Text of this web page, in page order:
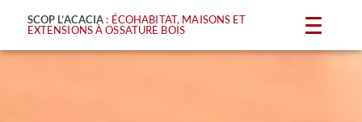
SCOP L’ACACIA : ÉCOHABITAT, MAISONS ET
EXTENSIONS À OSSATURE BOIS